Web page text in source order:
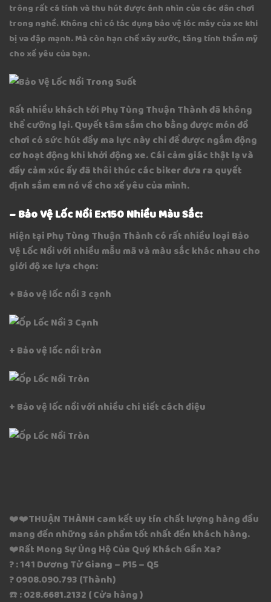
trông rất cá tính và thu hút được ánh nhìn của các dân chơi
trong nghề. Không chỉ có tác dụng bảo vệ lóc máy của xe khi
bị va đập mạnh. Mà còn hạn chế xây xước, tăng tính thẩm mỹ
cho xế yêu của bạn.
Rất nhiều khách tới Phụ Tùng Thuận Thành đã không
thể cưỡng lại. Quyết tâm sắm cho bằng được món đồ
chơi có sức hút đầy ma lực này chỉ để được ngắm động
cơ hoạt động khi khởi động xe. Cái cảm giác thật lạ và
đầy cảm xúc ấy đã thôi thúc các biker đưa ra quyết
định sắm em nó về cho xế yêu của mình.
– Bảo Vệ Lốc Nồi Ex150 Nhiều Màu Sắc:
Hiện tại Phụ Tùng Thuận Thành có rất nhiều loại Bảo
Vệ Lốc Nồi với nhiều mẫu mã và màu sắc khác nhau cho
giới độ xe lựa chọn:
+ Bảo vệ lốc nồi 3 cạnh
+ Bảo vệ lốc nồi tròn
+ Bảo vệ lốc nồi với nhiều chi tiết cách điệu
❤️❤️THUẬN THÀNH cam kết uy tín chất lượng hàng đầu
mang đến những sản phẩm tốt nhất đến khách hàng.
❤️Rất Mong Sự Ủng Hộ Của Quý Khách Gần Xa?
? : 141 Dương Tử Giang – P15 – Q5
? 0908.090.793 (Thành)
☎️ : 028.6681.2132 ( Cửa hàng )